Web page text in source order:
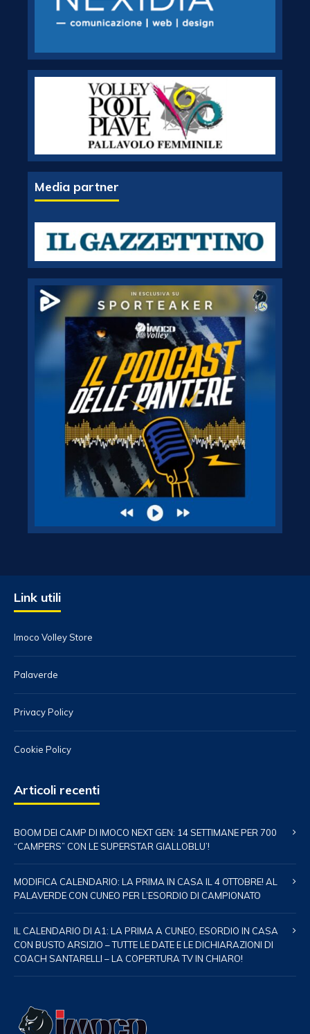
Media partner
Link utili
Imoco Volley Store
Palaverde
Privacy Policy
Cookie Policy
Articoli recenti
BOOM DEI CAMP DI IMOCO NEXT GEN: 14 SETTIMANE PER 700
“CAMPERS” CON LE SUPERSTAR GIALLOBLU’!
MODIFICA CALENDARIO: LA PRIMA IN CASA IL 4 OTTOBRE! AL
PALAVERDE CON CUNEO PER L’ESORDIO DI CAMPIONATO
IL CALENDARIO DI A1: LA PRIMA A CUNEO, ESORDIO IN CASA
CON BUSTO ARSIZIO – TUTTE LE DATE E LE DICHIARAZIONI DI
COACH SANTARELLI – LA COPERTURA TV IN CHIARO!